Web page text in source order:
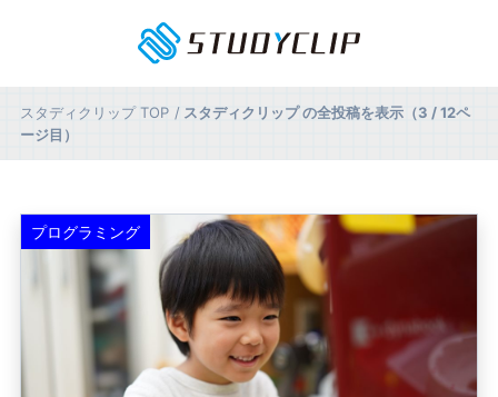
スタディクリップTOP
スタディクリップ の全投稿を表示（3 / 12ペ
ージ目）
プログラミング